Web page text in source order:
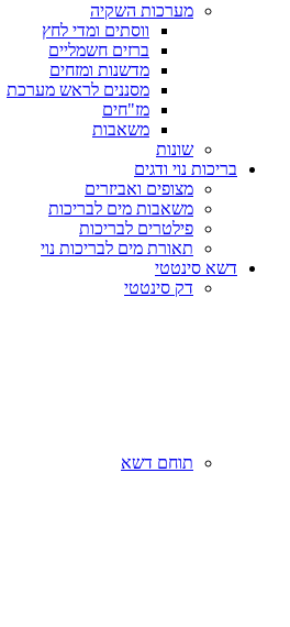
מערכות השקיה
ווסתים ומדי לחץ
ברזים חשמליים
מדשנות ומזחים
מסננים לראש מערכת
מז"חים
משאבות
שונות
בריכות נוי ודגים
מצופים ואביזרים
משאבות מים לבריכות
פילטרים לבריכות
תאורת מים לבריכות נוי
דשא סינטטי
דק סינטטי
תוחם דשא